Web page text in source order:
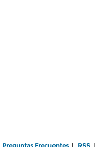
Preguntas Frecuentes | RSS |